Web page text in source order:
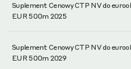
Suplement Cenowy CTP NV do
EUR 500m 2025
Suplement Cenowy CTP NV do
EUR 500m 2029